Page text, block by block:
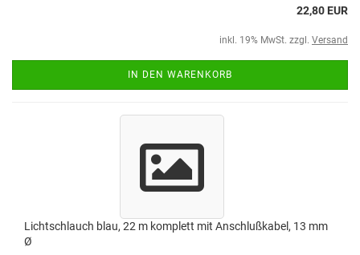
22,80 EUR
inkl. 19% MwSt. zzgl. Versand
IN DEN WARENKORB
Lichtschlauch blau, 22 m komplett mit Anschlußkabel, 13 mm
Ø